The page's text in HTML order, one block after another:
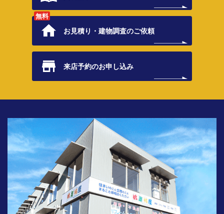
無料
お見積り・建物調査のご依頼
来店予約のお申し込み